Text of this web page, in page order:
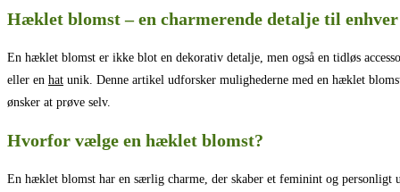
Hæklet blomst – en charmerende detalje til
En hæklet blomst er ikke blot en dekorativ detalje, men også en tidløs
eller en hat unik. Denne artikel udforsker mulighederne med en hæklet
ønsker at prøve selv.
Hvorfor vælge en hæklet blomst?
En hæklet blomst har en særlig charme, der skaber et feminint og